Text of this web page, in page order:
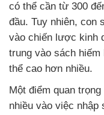
có thể cần từ 300
đầu. Tuy nhiên, con
vào chiến lược kinh
trung vào sách
thể cao hơn nhiều.
Một điểm quan
nhiều vào việc nhập